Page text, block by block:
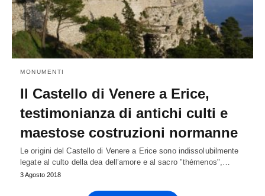
MONUMENTI
Il Castello di Venere a Erice,
testimonianza di antichi culti e
maestose costruzioni normanne
Le origini del Castello di Venere a Erice sono indissolubilmente
legate al culto della dea dell’amore e al sacro "thémenos",…
3 Agosto 2018